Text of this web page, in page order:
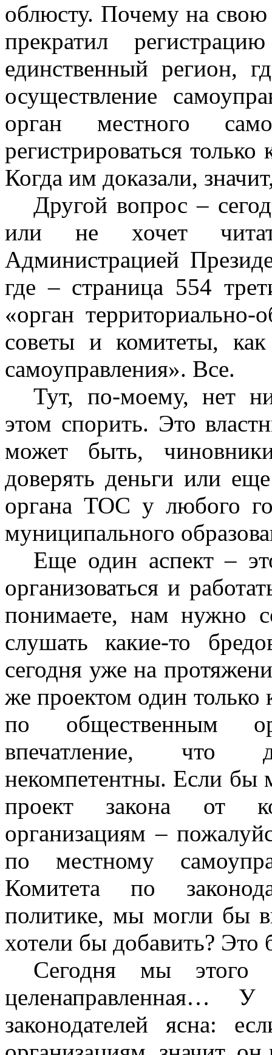
облюсту. Почему на
прекратил
единственный регион,
осуществление
орган местного
регистрироваться
Когда им доказали,
Другой вопрос –
или не хочет
Администрацией
где – страница 554
«орган территориально-
советы и комитеты,
самоуправления». Все.
Тут, по-моему, нет
этом спорить. Это
может быть,
доверять деньги или
органа ТОС у любого
муниципального
Еще один аспект –
организоваться и
понимаете, нам нужно
слушать какие-то
сегодня уже на
же проектом один
по общественным
впечатление, что
некомпетентны. Если бы
проект закона от
организациям –
по местному
Комитета по
политике, мы могли бы
хотели бы добавить? Это
Сегодня мы
целенаправленная…
законодателей ясна: